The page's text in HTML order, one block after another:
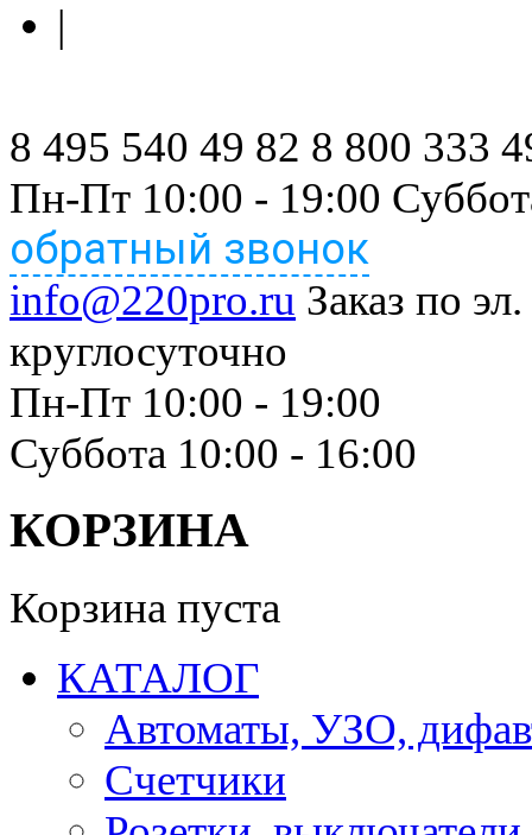
|
8 495 540 49 82 8 800 333
Пн-Пт 10:00 - 19:00
обратный звонок
info@220pro.ru Заказ по
круглосуточно
Пн-Пт 10:00 - 19:00
Суббота 10:00 - 16:00
КОРЗИНА
Корзина пуста
КАТАЛОГ
Автоматы, УЗО,
Счетчики